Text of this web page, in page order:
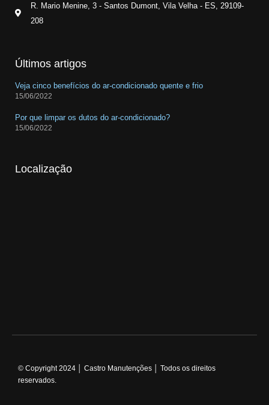
R. Mario Menine, 3 - Santos Dumont, Vila Velha - ES, 29109-
208
Últimos artigos
Veja cinco benefícios do ar-condicionado quente e frio
15/06/2022
Por que limpar os dutos do ar-condicionado?
15/06/2022
Localização
© Copyright 2024 │ Castro Manutenções │ Todos os direitos
reservados.